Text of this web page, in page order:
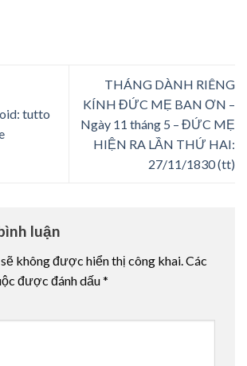
tutto
THÁNG DÀNH RIÊNG
KÍNH ĐỨC MẸ BAN ƠN –
Ngày 11 tháng 5 – ĐỨC MẸ
HIỆN RA LẦN THỨ HAI:
27/11/1830 (tt)
luận
không được hiển thị công khai.Các
được đánh dấu*